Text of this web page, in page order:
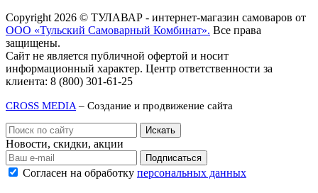
Copyright 2026 © ТУЛАВАР - интернет-магазин самоваров от
ООО «Тульский Самоварный Комбинат». Все права
защищены.
Сайт не является публичной офертой и носит
информационный характер. Центр ответственности за
клиента: 8 (800) 301-61-25
CROSS MEDIA – Создание и продвижение сайта
Новости, скидки, акции
Подписаться
Согласен на обработку персональных данных